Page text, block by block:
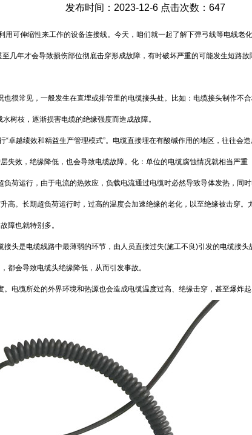
发布时间：2023-12-6 点击次数：647
可伸缩性来工作的设备连接线。今天，咱们就一起了解下弹弓线等电线老化
几年才会导致损伤部位彻底击穿形成故障，有时破坏严重的可能发生短路
也很常见，一般发生在直埋或排管里的电缆接头处。比如：电缆接头制作不
树枝，逐渐损害电缆的绝缘强度而造成故障。
“卓越绩效和精益生产管理模式”。电缆直接埋在有酸碱作用的地区，往往会
失效，绝缘降低，也会导致电缆故障。化：单位的电缆腐蚀情况就相当严重
负荷运行，由于电流的热效应，负载电流通过电缆时必然导致导体发热，同
高。长期超负荷运行时，过高的温度会加速绝缘的老化，以至绝缘被击穿
障也就特别多。
头是电缆线路中最薄弱的环节，由人员直接过失(施工不良)引发的电缆接头
都会导致电缆头绝缘降低，从而引发事故。
电缆所处的外界环境和热源也会造成电缆温度过高、绝缘击穿，甚至爆炸起